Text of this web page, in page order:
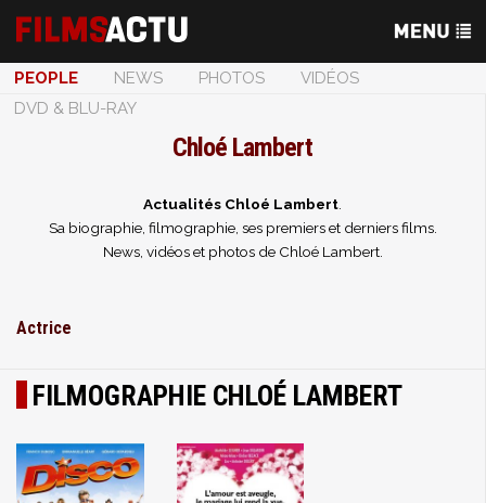
PEOPLE NEWS PHOTOS
VIDÉOS
DVD & BLU-RAY
Chloé Lambert
Actualités Chloé Lambert
Sa biographie, filmographie, ses premiers et derniers films.
News, vidéos et photos de Chloé Lambert.
Actrice
FILMOGRAPHIE CHLOÉ LAMBERT